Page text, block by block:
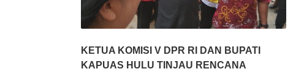
KETUA KOMISI V DPR RI DAN BUPATI
KAPUAS HULU TINJAU RENCANA